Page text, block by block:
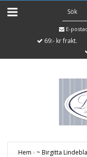
E-
69:- kr frakt.
Hem › ~ Birgitta